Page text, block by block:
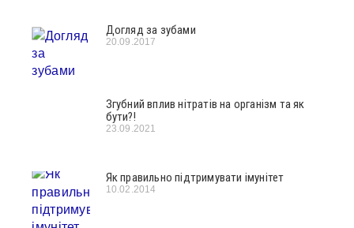
Догляд за зубами
20.09.2017
Згубний вплив нітратів на організм та як
бути?!
23.09.2021
Як правильно підтримувати імунітет
10.02.2014